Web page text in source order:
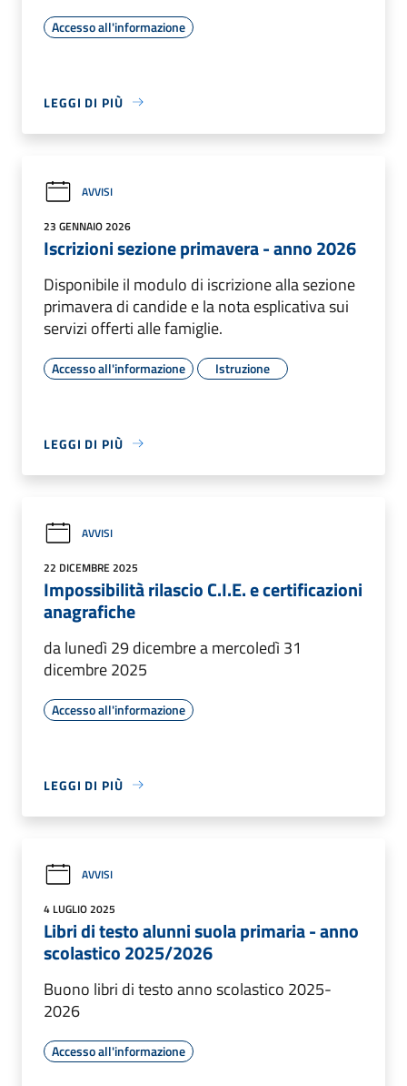
Accesso all'informazione
LEGGI DI PIÙ
AVVISI
23 GENNAIO 2026
Iscrizioni sezione primavera - anno 2026
Disponibile il modulo di iscrizione alla sezione
primavera di candide e la nota esplicativa sui
servizi offerti alle famiglie.
Accesso all'informazione Istruzione
LEGGI DI PIÙ
AVVISI
22 DICEMBRE 2025
Impossibilità rilascio C.I.E. e certificazioni
anagrafiche
da lunedì 29 dicembre a mercoledì 31
dicembre 2025
Accesso all'informazione
LEGGI DI PIÙ
AVVISI
4 LUGLIO 2025
Libri di testo alunni suola primaria - anno
scolastico 2025/2026
Buono libri di testo anno scolastico 2025-
2026
Accesso all'informazione